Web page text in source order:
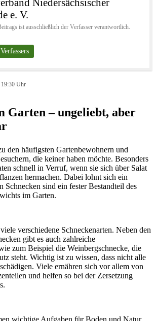
Niedersächsischer
e. V.
ist ausschließlich der Verfasser verantwortlich.
19:30 Uhr
Garten – ungeliebt, aber
den häufigsten Gartenbewohnern und
die keiner haben möchte. Besonders
schnell in Verruf, wenn sie sich über Salat
hermachen. Dabei lohnt sich ein
Schnecken sind ein fester Bestandteil des
im Garten.
verschiedene Schneckenarten. Neben den
gibt es auch zahlreiche
zum Beispiel die Weinbergschnecke, die
steht. Wichtig ist zu wissen, dass nicht alle
Viele ernähren sich vor allem von
und helfen so bei der Zersetzung
wichtige Aufgaben für Boden und Natur.